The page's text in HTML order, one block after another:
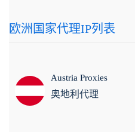
欧洲国家代理IP列表
Austria Proxies
奥地利代理